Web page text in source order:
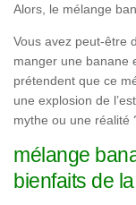
Alors, le mélange
Vous avez peut-être
manger une banane
prétendent que ce
une explosion de
mythe ou une réalité
mélange
bienfaits de